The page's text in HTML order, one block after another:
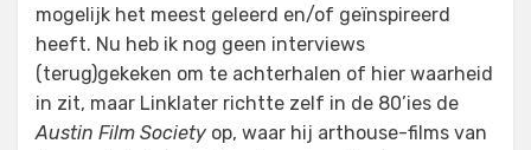
mogelijk het meest geleerd en/of geïnspireerd
heeft. Nu heb ik nog geen interviews
(terug)gekeken om te achterhalen of hier waarheid
in zit, maar Linklater richtte zelf in de 80’ies de
Austin Film Society op, waar hij arthouse-films van